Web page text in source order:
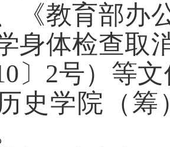
《教育部办
身体检查取
〕2号）等
史学院（筹